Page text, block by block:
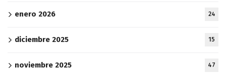
enero 2026 24
diciembre 2025 15
noviembre 2025 47